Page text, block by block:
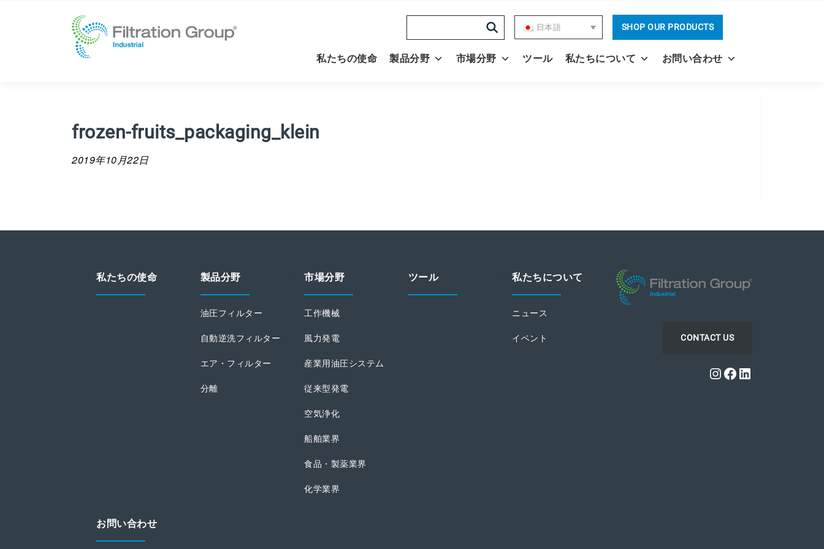
日本語 SHOP OUR PRODUCTS
私たちの使命 製品分野 市場分野 ツール 私たちについて お問い合わせ
frozen-fruits_packaging_klein
2019年10月22日
私たちの使命 製品分野
油圧フィルター
自動逆洗フィルター
エア・フィルター
分離
市場分野
工作機械
風力発電
産業用油圧システム
従来型発電
空気浄化
船舶業界
食品・製薬業界
化学業界
ツール 私たちについて
ニュース
イベント
お問い合わせ
CONTACT US
Instagram
Facebook
LinkedIn